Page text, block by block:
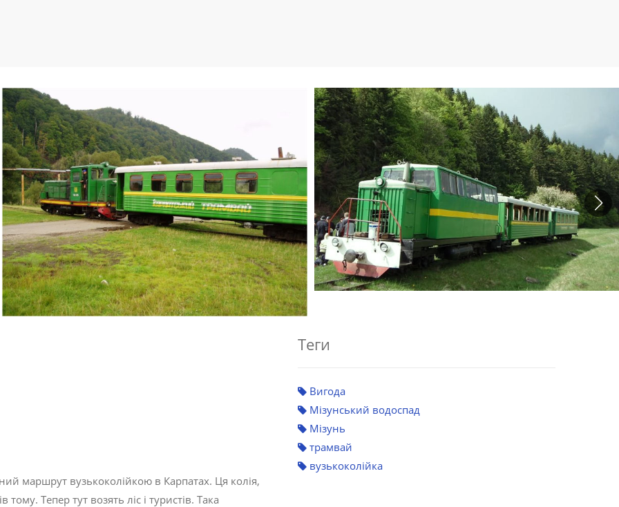
маршрут вузькоколійкою в Карпатах. Ця колія,
Тепер тут возять ліс і туристів. Така
Теги
Вигода
Мізунський водоспад
Мізунь
трамвай
вузькоколійка